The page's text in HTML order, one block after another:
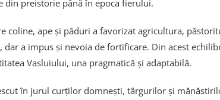
din preistorie până în epoca fierului.
coline, ape și păduri a favorizat agricultura,
dar a impus și nevoia de fortificare. Din acest
Vasluiului, una pragmatică și adaptabilă.
în jurul curților domnești, târgurilor și